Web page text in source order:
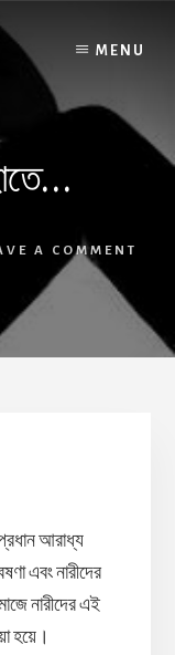
MENU
A COMMENT
আরাধ্য
এবং নারীদের
নারীদের এই
হয়ে।